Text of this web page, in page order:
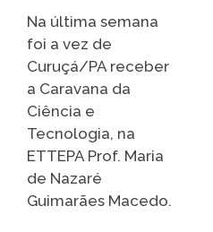
Na última semana
foi a vez de
Curuçá/PA receber
a Caravana da
Ciência e
Tecnologia, na
ETTEPA Prof. Maria
de Nazaré
Guimarães Macedo.